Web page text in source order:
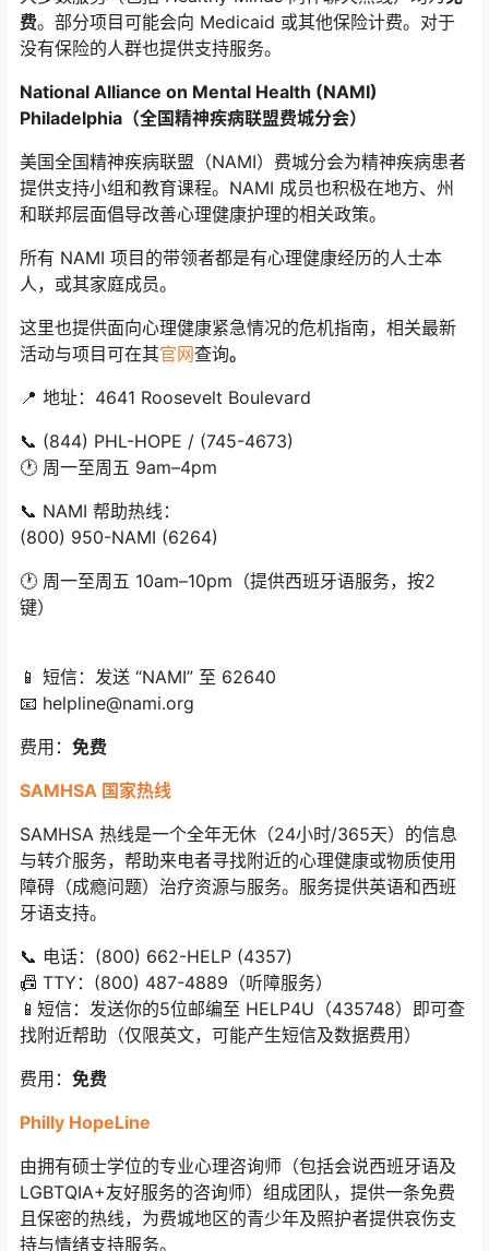
费。部分项目可能会向 Medicaid 或其他保险计费。对于
没有保险的人群也提供支持服务。
National Alliance on Mental Health (NAMI)
Philadelphia（全国精神疾病联盟费城分会）
美国全国精神疾病联盟（NAMI）费城分会为精神疾病患者
提供支持小组和教育课程。NAMI 成员也积极在地方、州
和联邦层面倡导改善心理健康护理的相关政策。
所有 NAMI 项目的带领者都是有心理健康经历的人士本
人，或其家庭成员。
这里也提供面向心理健康紧急情况的危机指南，相关最新
活动与项目可在其官网查询。
📍 地址：4641 Roosevelt Boulevard
📞 (844) PHL-HOPE / (745-4673)
🕐 周一至周五 9am–4pm
📞 NAMI 帮助热线：
(800) 950-NAMI (6264)
🕐 周一至周五 10am–10pm（提供西班牙语服务，按2
键）
📱 短信：发送 “NAMI” 至 62640
📧 helpline@nami.org
费用： 免费
SAMHSA 国家热线
SAMHSA 热线是一个全年无休（24小时/365天）的信息
与转介服务，帮助来电者寻找附近的心理健康或物质使用
障碍（成瘾问题）治疗资源与服务。服务提供英语和西班
牙语支持。
📞 电话：(800) 662-HELP (4357)
📠 TTY：(800) 487-4889（听障服务）
📱短信：发送你的5位邮编至 HELP4U（435748）即可查
找附近帮助（仅限英文，可能产生短信及数据费用）
费用： 免费
Philly HopeLine
由拥有硕士学位的专业心理咨询师（包括会说西班牙语及
LGBTQIA+友好服务的咨询师）组成团队，提供一条免费
且保密的热线，为费城地区的青少年及照护者提供哀伤支
持与情绪支持服务。